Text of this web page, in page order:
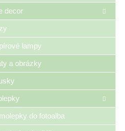
decor
lampy
a obrázky
do fotoalba